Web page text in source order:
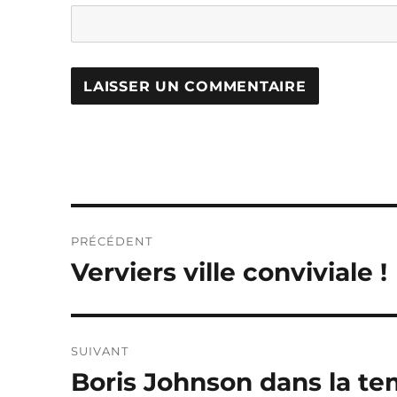
de
PRÉCÉDENT
Publication
Verviers ville conviviale !
SUIVANT
Publication
Boris Johnson dans la